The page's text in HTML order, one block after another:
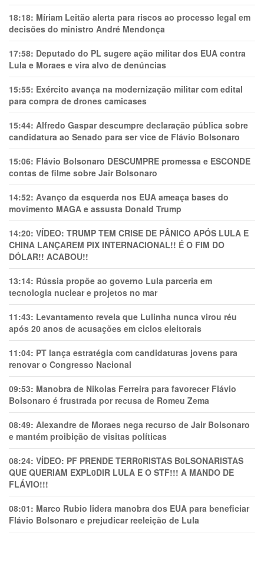
18:18: Míriam Leitão alerta para riscos ao processo legal em
decisões do ministro André Mendonça
17:58: Deputado do PL sugere ação militar dos EUA contra
Lula e Moraes e vira alvo de denúncias
15:55: Exército avança na modernização militar com edital
para compra de drones camicases
15:44: Alfredo Gaspar descumpre declaração pública sobre
candidatura ao Senado para ser vice de Flávio Bolsonaro
15:06: Flávio Bolsonaro DESCUMPRE promessa e ESCONDE
contas de filme sobre Jair Bolsonaro
14:52: Avanço da esquerda nos EUA ameaça bases do
movimento MAGA e assusta Donald Trump
14:20: VÍDEO: TRUMP TEM CRlSE DE PÂNlCO APÓS LULA E
CHINA LANÇAREM PIX INTERNACIONAL!! É O FIM DO
DÓLAR!! ACABOU!!
13:14: Rússia propõe ao governo Lula parceria em
tecnologia nuclear e projetos no mar
11:43: Levantamento revela que Lulinha nunca virou réu
após 20 anos de acusações em ciclos eleitorais
11:04: PT lança estratégia com candidaturas jovens para
renovar o Congresso Nacional
09:53: Manobra de Nikolas Ferreira para favorecer Flávio
Bolsonaro é frustrada por recusa de Romeu Zema
08:49: Alexandre de Moraes nega recurso de Jair Bolsonaro
e mantém proibição de visitas políticas
08:24: VÍDEO: PF PRENDE TERR0RlSTAS B0LSONARlSTAS
QUE QUERIAM EXPL0DlR LULA E O STF!!! A MANDO DE
FLÁVIO!!!
08:01: Marco Rubio lidera manobra dos EUA para beneficiar
Flávio Bolsonaro e prejudicar reeleição de Lula